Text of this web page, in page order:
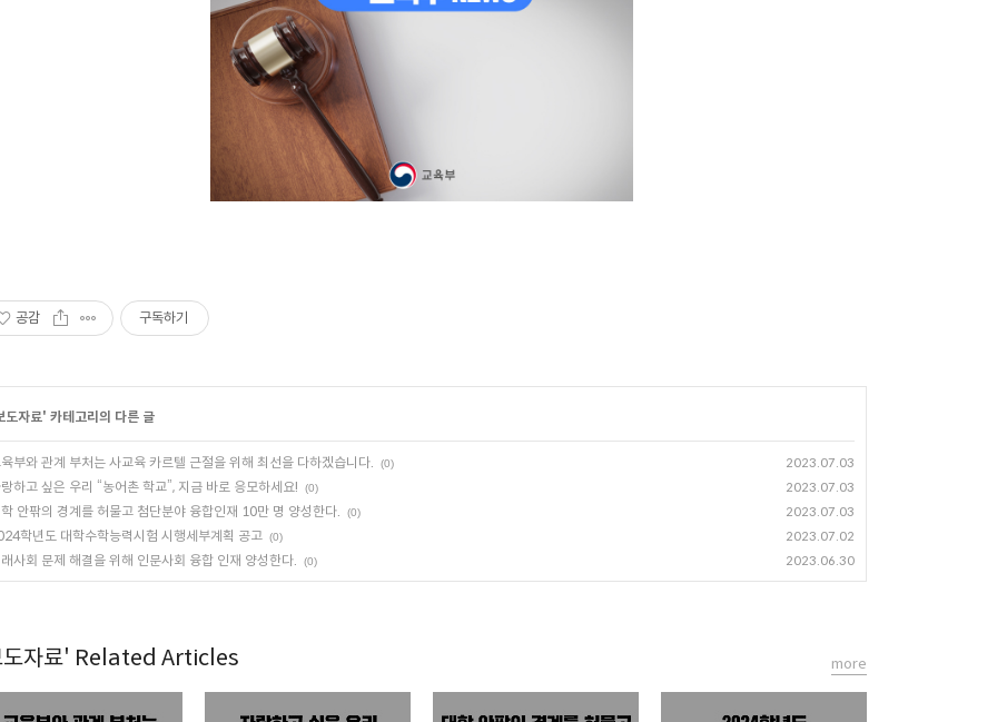
공감 구독하기
도자료' 카테고리의 다른 글
부와 관계 부처는 사교육 카르텔 근절을 위해 최선을 다하겠습니다. (0) 2023.07.03
하고 싶은 우리 “농어촌 학교”, 지금 바로 응모하세요! (0) 2023.07.03
안팎의 경계를 허물고 첨단분야 융합인재 10만 명 양성한다. (0) 2023.07.03
학년도 대학수학능력시험 시행세부계획 공고 (0) 2023.07.02
사회 문제 해결을 위해 인문사회 융합 인재 양성한다. (0) 2023.06.30
자료' Related Articles more